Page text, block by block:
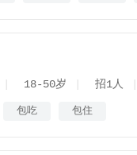
18-50岁 招1人
包吃 包住